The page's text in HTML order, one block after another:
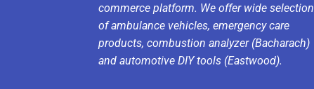
commerce platform. We offer wide selection
of ambulance vehicles, emergency care
products, combustion analyzer (Bacharach)
and automotive DIY tools (Eastwood).